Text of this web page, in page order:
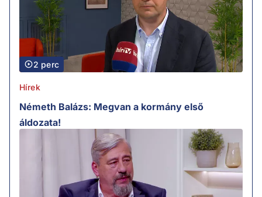
2 perc
Hírek
Németh Balázs: Megvan a kormány első
áldozata!